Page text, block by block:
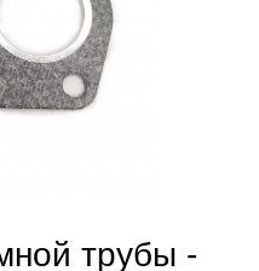
трубы -